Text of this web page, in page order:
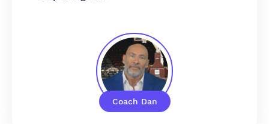
Coach Dan